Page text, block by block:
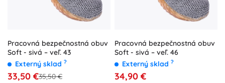
Pracovná bezpečnostná obuv
Soft - sivá – veľ. 43
Externý sklad ?
33,50 €35,50 €
Pracovná bezpečnostná obuv
Soft - sivá – veľ. 46
Externý sklad ?
34,90 €